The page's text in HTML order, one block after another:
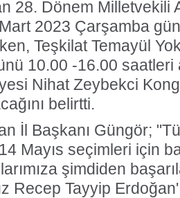
28. Dönem Milletvekili
2023 Çarşamba
Teşkilat Temayül
10.00 -16.00 saatleri
Nihat Zeybekci
belirtti.
İl Başkanı Güngör;
Mayıs seçimleri için
şimdiden
Recep Tayyip